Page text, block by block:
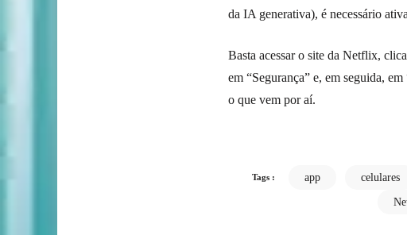
da IA generativa), é necessário
Basta acessar o site da Netflix,
em “Segurança” e, em seguida,
o que vem por aí.
Tags : app celulares